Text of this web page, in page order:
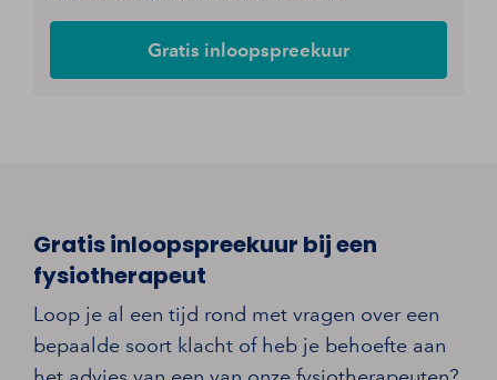
Gratis inloopspreekuur
Gratis inloopspreekuur bij een
fysiotherapeut
Loop je al een tijd rond met vragen over een
bepaalde soort klacht of heb je behoefte aan